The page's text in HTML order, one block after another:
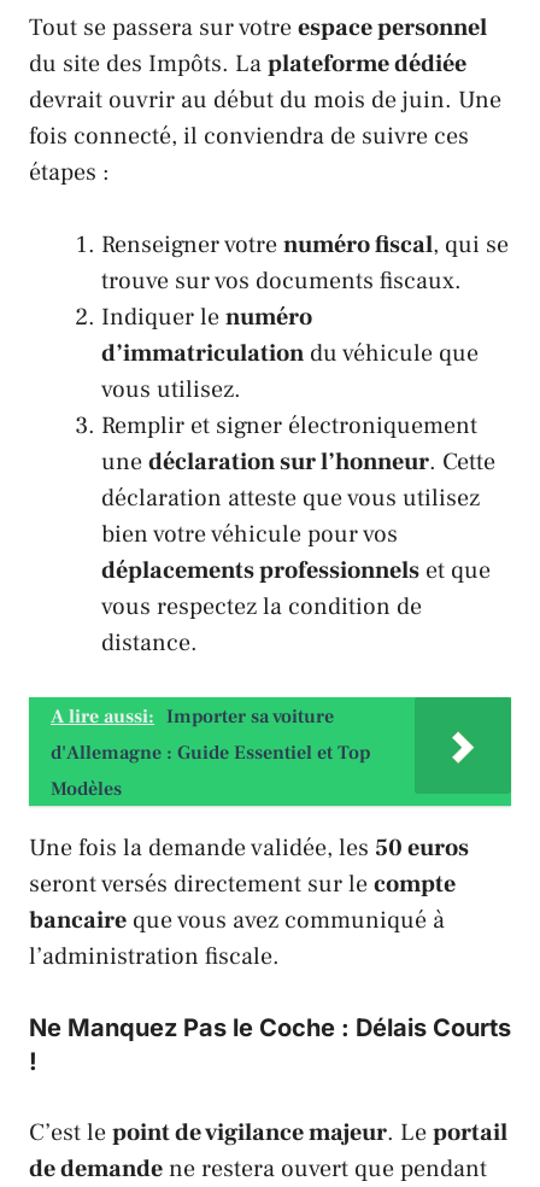
Tout se passera sur votreespace personnel
du site des Impôts. Laplateforme dédiée
devrait ouvrir au début du mois dejuin. Une
fois connecté, il conviendra de suivre ces
étapes :
Renseigner votrenuméro fiscal, qui se
trouve sur vos documents fiscaux.
Indiquer lenuméro
d’immatriculation du véhicule que
vous utilisez.
Remplir et signer électroniquement
unedéclaration sur l’honneur. Cette
déclaration atteste que vous utilisez
bien votre véhicule pour vos
déplacements professionnels et que
vous respectez la condition de
distance.
A lire aussi: Importer sa voiture
d'Allemagne : Guide Essentiel et Top
Modèles
Une fois la demande validée, les 50 euros
seront versés directement sur lecompte
bancaire que vous avez communiqué à
l’administration fiscale.
Ne Manquez Pas le Coche : Délais Courts
!
C’est lepoint de vigilance majeur. Leportail
de demandene restera ouvert que pendant